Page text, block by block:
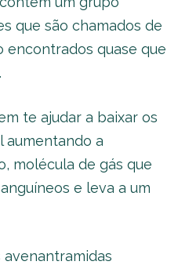
que são chamados de
encontrados quase que
te ajudar a baixar os
aumentando a
molécula de gás que
e leva a um